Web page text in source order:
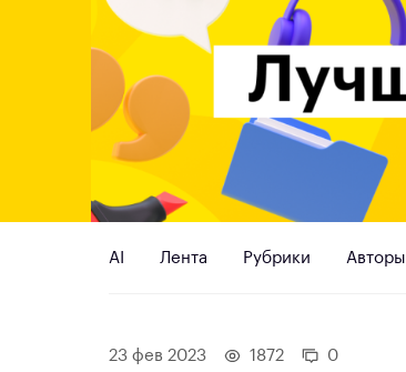
AI Лента Рубрики Авторы
23 фев 2023 1872 0